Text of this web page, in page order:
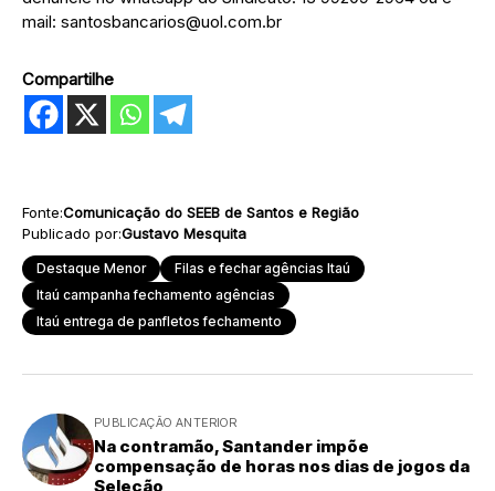
mail: santosbancarios@uol.com.br
Compartilhe
Fonte:Comunicação do SEEB de Santos e Região
Publicado por:Gustavo Mesquita
Destaque Menor
Filas e fechar agências Itaú
Itaú campanha fechamento agências
Itaú entrega de panfletos fechamento
PUBLICAÇÃO ANTERIOR
Na contramão, Santander impõe
compensação de horas nos dias de jogos da
Seleção